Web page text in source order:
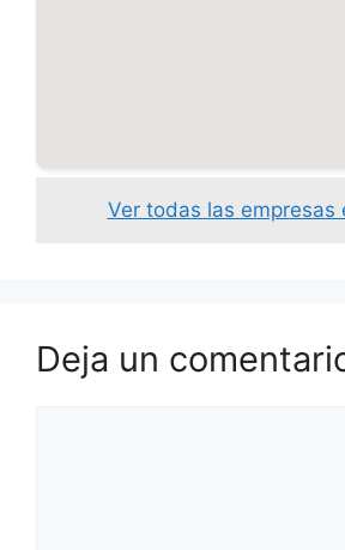
Ver todas las empresas
Deja un